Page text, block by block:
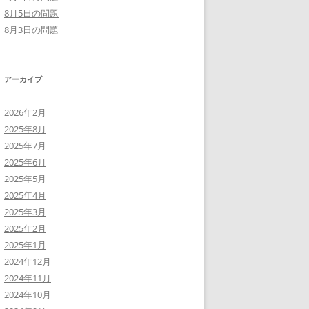
8月5日の問題
8月3日の問題
アーカイブ
2026年2月
2025年8月
2025年7月
2025年6月
2025年5月
2025年4月
2025年3月
2025年2月
2025年1月
2024年12月
2024年11月
2024年10月